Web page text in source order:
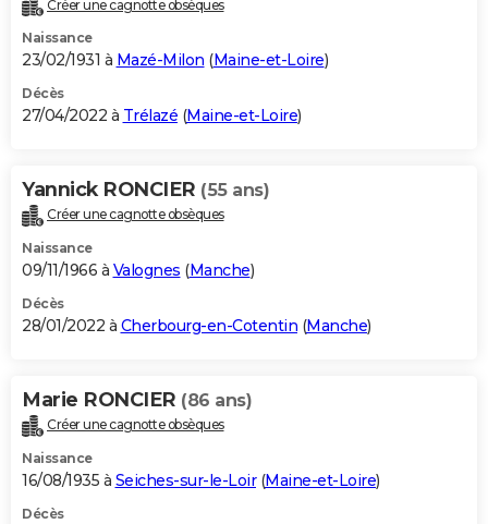
Créer une cagnotte obsèques
Naissance
23/02/1931 à Mazé-Milon (Maine-et-Loire)
Décès
27/04/2022 à Trélazé (Maine-et-Loire)
Yannick RONCIER (55 ans)
Créer une cagnotte obsèques
Naissance
09/11/1966 à Valognes (Manche)
Décès
28/01/2022 à Cherbourg-en-Cotentin (Manche)
Marie RONCIER (86 ans)
Créer une cagnotte obsèques
Naissance
16/08/1935 à Seiches-sur-le-Loir(Maine-et-Loire)
Décès